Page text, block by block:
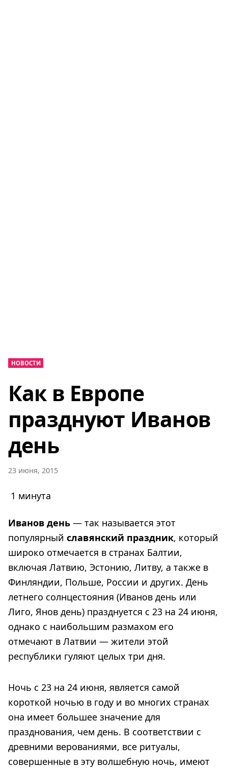
НОВОСТИ
Как в Европе
празднуют Иванов
день
23 июня, 2015
1 минута
Иванов день — так называется этот
популярный славянский праздник, который
широко отмечается в странах Балтии,
включая Латвию, Эстонию, Литву, а также в
Финляндии, Польше, России и других. День
летнего солнцестояния (Иванов день или
Лиго, Янов день) празднуется с 23 на 24 июня,
однако с наибольшим размахом его
отмечают в Латвии — жители этой
республики гуляют целых три дня.
Ночь с 23 на 24 июня, является самой
короткой ночью в году и во многих странах
она имеет большее значение для
празднования, чем день. В соответствии с
древними верованиями, все ритуалы,
совершенные в эту волшебную ночь, имеют